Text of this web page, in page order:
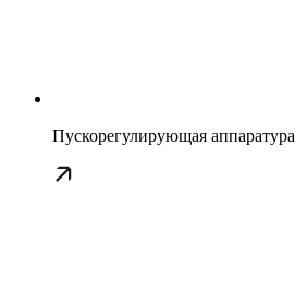
Пускорегулирующая аппаратура